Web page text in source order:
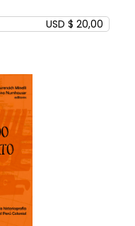
USD $ 20,00